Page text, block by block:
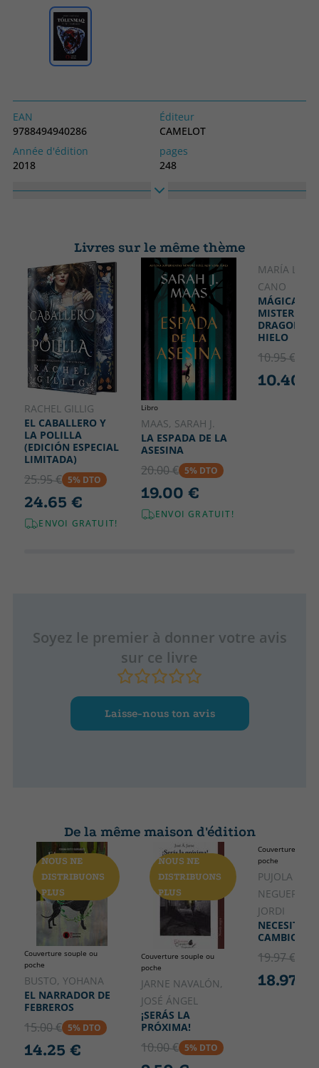
EAN
9788494940286
Éditeur
CAMELOT
Année d'édition
2018
pages
248
langage
148
Livres sur le même thème
RACHEL GILLIG
EL CABALLERO Y
LA POLILLA
(EDICIÓN ESPECIAL
LIMITADA)
25.95 € 5% DTO
24.65 €
ENVOI GRATUIT!
Libro
MAAS, SARAH J.
LA ESPADA DE LA
ASESINA
20.00 € 5% DTO
19.00 €
ENVOI GRATUIT!
MARÍA
CANO
MÁGICAS 1
MISTERIO
DRAGONES
HIELO
10.95 €
10.40 €
Soyez le premier à donner votre avis
sur ce livre
Laisse-nous ton avis
De la même maison d'édition
NOUS NE
DISTRIBUONS
PLUS
Couverture souple ou
poche
BUSTO, YOHANA
EL NARRADOR DE
FEBREROS
15.00 € 5% DTO
14.25 €
NOUS NE
DISTRIBUONS
PLUS
Couverture souple ou
poche
JARNE NAVALÓN,
JOSÉ ÁNGEL
¡SERÁS LA
PRÓXIMA!
10.00 € 5% DTO
NOUS NE
PLUS
Couverture
poche
PUJOLA
JORDI
CAMBIO
19.97 €
18.97 €